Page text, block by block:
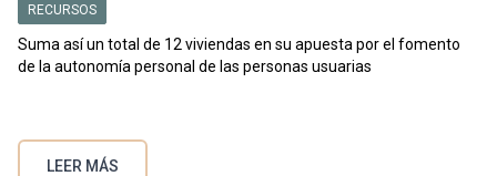
RECURSOS
Suma así un total de 12 viviendas en su apuesta por el fomento
de la autonomía personal de las personas usuarias
LEER MÁS